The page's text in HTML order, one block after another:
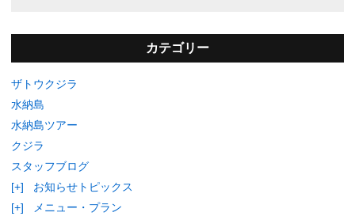
カテゴリー
ザトウクジラ
水納島
水納島ツアー
クジラ
スタッフブログ
[+]
お知らせトピックス
[+]
メニュー・プラン